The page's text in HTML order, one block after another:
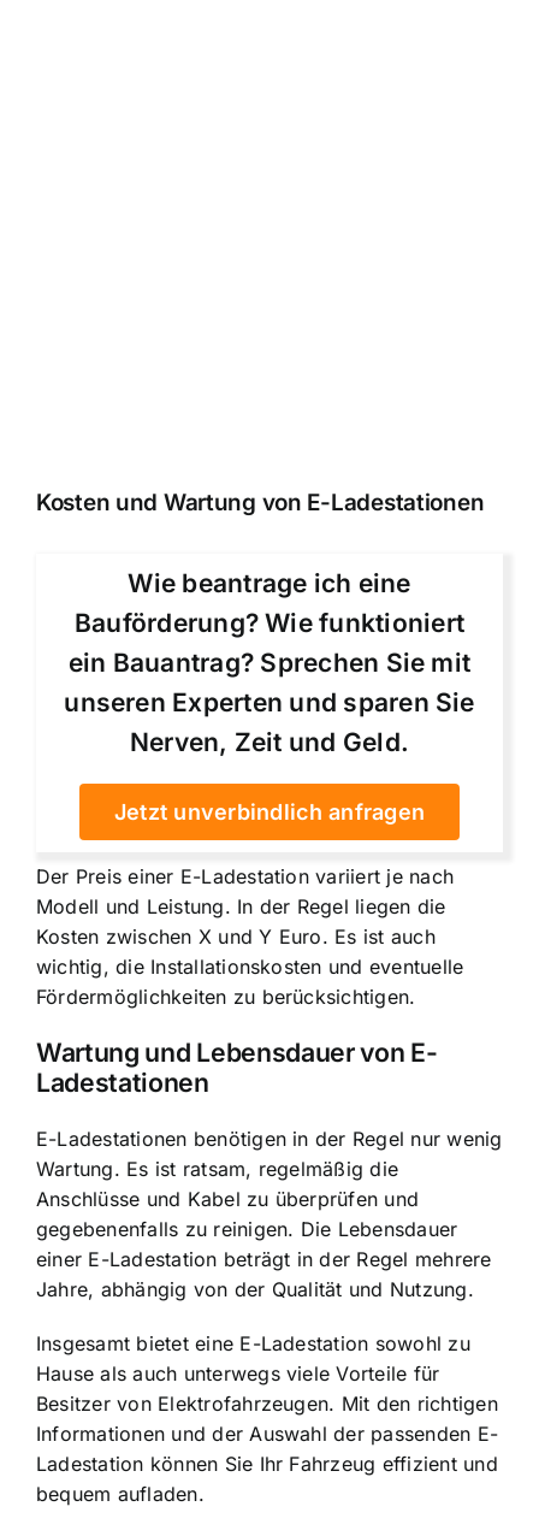
Kosten und Wartung von E-Ladestationen
Wie beantrage ich eine
Bauförderung? Wie funktioniert
ein Bauantrag? Sprechen Sie mit
unseren Experten und sparen Sie
Nerven, Zeit und Geld.
Jetzt unverbindlich anfragen
Der Preis einer E-Ladestation variiert je nach
Modell und Leistung. In der Regel liegen die
Kosten zwischen X und Y Euro. Es ist auch
wichtig, die Installationskosten und eventuelle
Fördermöglichkeiten zu berücksichtigen.
Wartung und Lebensdauer von E-
Ladestationen
E-Ladestationen benötigen in der Regel nur wenig
Wartung. Es ist ratsam, regelmäßig die
Anschlüsse und Kabel zu überprüfen und
gegebenenfalls zu reinigen. Die Lebensdauer
einer E-Ladestation beträgt in der Regel mehrere
Jahre, abhängig von der Qualität und Nutzung.
Insgesamt bietet eine E-Ladestation sowohl zu
Hause als auch unterwegs viele Vorteile für
Besitzer von Elektrofahrzeugen. Mit den richtigen
Informationen und der Auswahl der passenden E-
Ladestation können Sie Ihr Fahrzeug effizient und
bequem aufladen.